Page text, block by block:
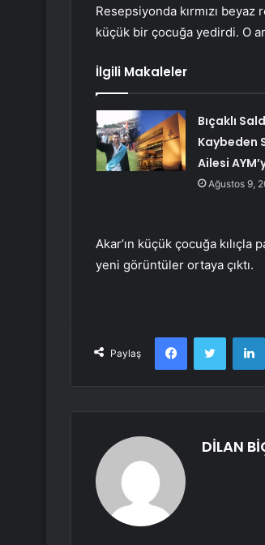
Resepsiyonda kırmızı
küçük bir çocuğa yedirdi. O
İlgili Makaleler
Bıçaklı
Kaybeden
Ailesi
Ağustos 9,
Akar’ın küçük çocuğa
yeni görüntüler ortaya çıktı.
Paylaş
FacebookTwitter
DİLAN